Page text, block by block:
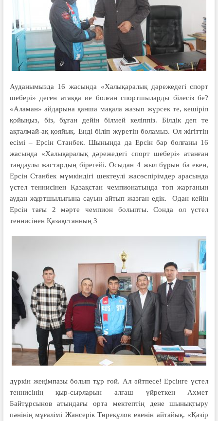
Ауданымызда 16 жасында «Халықаралық дәрежедегі спорт
шебері» деген атаққа ие болған спортшыларды білесіз бе?
«Аламан» айдарына қанша мақала жазып жүрсек те, кешіріп
қойыңыз, біз, бұған дейін білмей келіппіз. Білдік деп те
ақталмай-ақ қояйық. Енді біліп жүретін боламыз. Ол жігіттің
есімі – Ерсін Станбек. Шынында да Ерсін бар болғаны 16
жасында «Халықаралық дәрежедегі спорт шебері» атанған
таңдаулы жастардың бірегейі. Осыдан 4 жыл бұрын ба екен,
Ерсін Станбек мүмкіндігі шектеулі жасөспірімдер арасында
үстел теннисінен Қазақстан чемпионатында топ жарғанын
аудан жұртшылығына сауын айтып жазған едік. Одан кейін
Ерсін тағы 2 мәрте чемпион болыпты. Сон­да ол үстел
теннисінен Қазақс­тан­ның 3
дүркін жеңімпазы болып тұр ғой. Ал әйтпесе! Ерсінге үстел
теннисінің қыр-сырларын алғаш үйреткен Ахмет
Байтұрсынов атындағы орта мектептің дене шынықтыру
пәнінің мұғалімі Жансерік Төреқұлов екенін айтайық. «Қазір